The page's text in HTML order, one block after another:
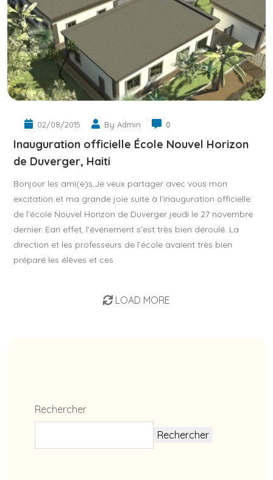
02/08/2015 By Admin 0
Inauguration officielle École Nouvel Horizon
de Duverger, Haiti
Bonjour les ami(e)s,Je veux partager avec vous mon
excitation et ma grande joie suite à l’inauguration officielle
de l’école Nouvel Horizon de Duverger jeudi le 27 novembre
dernier. Ean effet, l’événement s’est très bien déroulé. La
direction et les professeurs de l’école avaient très bien
préparé les élèves et ces
LOAD MORE
Rechercher
Rechercher